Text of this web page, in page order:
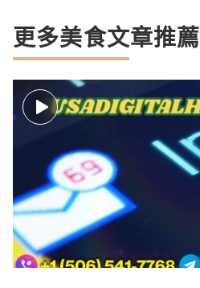
更多美食文章推薦